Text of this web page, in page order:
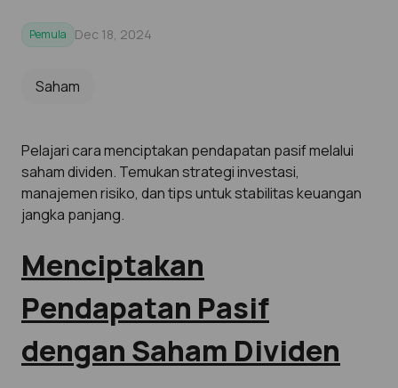
Pemula Dec 18, 2024
Saham
Pelajari cara menciptakan pendapatan pasif melalui
saham dividen. Temukan strategi investasi,
manajemen risiko, dan tips untuk stabilitas keuangan
jangka panjang.
Menciptakan
Pendapatan Pasif
dengan Saham Dividen